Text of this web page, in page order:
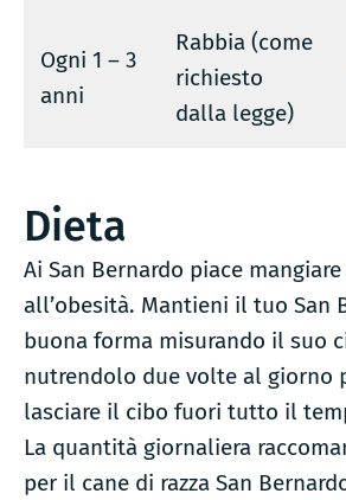
Ogni 1 – 3
anni
Rabbia (come
richiesto
dalla legge)
Dieta
Ai San Bernardo piace
all’obesità. Mantieni il tuo San
buona forma misurando il suo
nutrendolo due volte al giorno
lasciare il cibo fuori tutto il
La quantità giornaliera
per il cane di razza San